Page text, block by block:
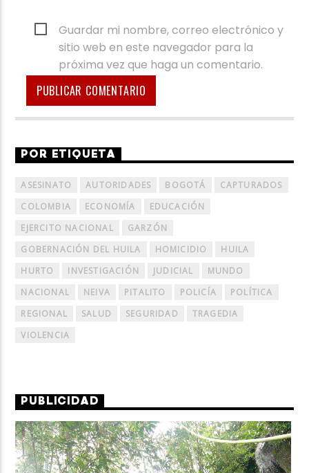
Guardar mi nombre, correo electrónico y
sitio web en este navegador para la
próxima vez que haga un comentario.
POR ETIQUETA
ASESINATO AUTORIDADES BOGOTÁ
CAPTURADOS
COLOMBIA
ECONOMÍA
EDUCACIÓN
EJERCITO NACIONAL
GARZÓN
GOBERNACIÓN DEL HUILA
HOMICIDIO
HUILA
HURTO
INVESTIGACIÓN JUDICIAL
MUNDO
NACIONAL
NEIVA PITALITO POLICÍA
POLÍTICA
REGIONAL
SALUD SEGURIDAD
TRAGEDIA
VIOLENCIA
PUBLICIDAD